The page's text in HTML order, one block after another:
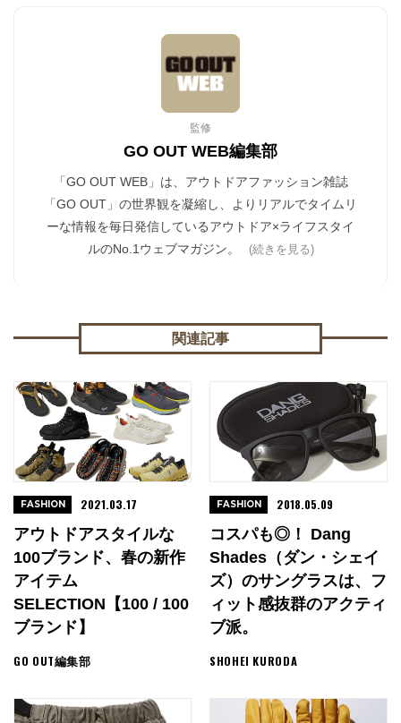
監修
GO OUT WEB編集部
「GO OUT WEB」は、アウトドアファッション雑誌
「GO OUT」の世界観を凝縮し、よりリアルでタイムリ
ーな情報を毎日発信しているアウトドア×ライフスタイ
ルのNo.1ウェブマガジン。
(続きを見る)
関連記事
アウトドアスタイルな
100ブランド、春の新作
アイテム
SELECTION【100 / 100
ブランド】
GO OUT編集部
FASHION 2021.03.17
コスパも◎！ Dang
Shades（ダン・シェイ
ズ）のサングラスは、フ
ィット感抜群のアクティ
ブ派。
SHOHEI KURODA
FASHION 2018.05.09